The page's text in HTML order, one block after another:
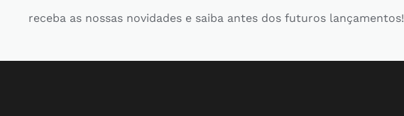
receba as nossas novidades e saiba antes dos futuros lançamentos!